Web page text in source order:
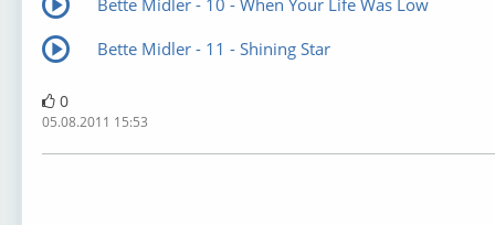
Bette Midler - 10 - When Your Life Was Low
Bette Midler - 11 - Shining Star
0
05.08.2011 15:53